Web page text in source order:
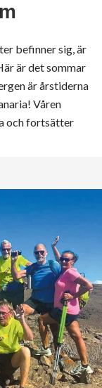
befinner sig, är
är det sommar
är årstiderna
Våren
och fortsätter